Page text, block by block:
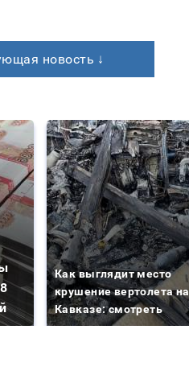
новость ↓
Как выглядит место
крушение вертолета на
Кавказе: смотреть